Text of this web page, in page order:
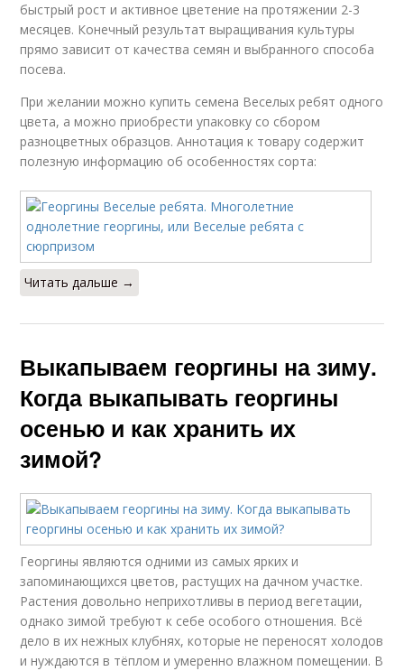
быстрый рост и активное цветение на протяжении 2-3
месяцев. Конечный результат выращивания культуры
прямо зависит от качества семян и выбранного способа
посева.
При желании можно купить семена Веселых ребят одного
цвета, а можно приобрести упаковку со сбором
разноцветных образцов. Аннотация к товару содержит
полезную информацию об особенностях сорта:
Читать дальше →
Выкапываем георгины на зиму.
Когда выкапывать георгины
осенью и как хранить их
зимой?
Георгины являются одними из самых ярких и
запоминающихся цветов, растущих на дачном участке.
Растения довольно неприхотливы в период вегетации,
однако зимой требуют к себе особого отношения. Всё
дело в их нежных клубнях, которые не переносят холодов
и нуждаются в тёплом и умеренно влажном помещении. В